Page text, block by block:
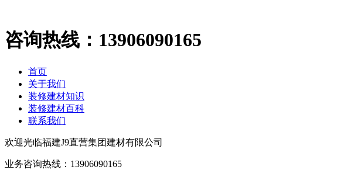
咨询热线： 13906090165
首页
关于我们
装修建材知识
装修建材百科
联系我们
欢迎光临福建J9直营集团建材有限公司
业务咨询热线： 13906090165